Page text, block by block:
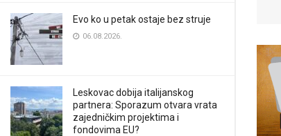
Evo ko u petak ostaje bez struje
06.08.2026.
Leskovac dobija italijanskog
partnera: Sporazum otvara vrata
zajedničkim projektima i
fondovima EU?